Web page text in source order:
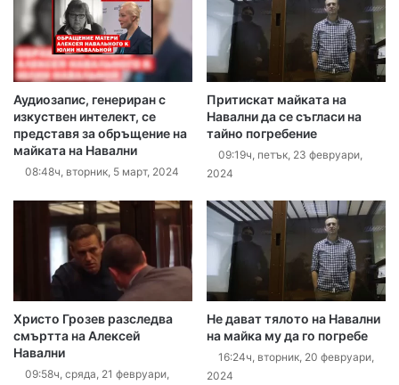
Аудиозапис, генериран с
изкуствен интелект, се
представя за обръщение на
майката на Навални
08:48ч, вторник, 5 март, 2024
Притискат майката на
Навални да се съгласи на
тайно погребение
09:19ч, петък, 23 февруари,
2024
Христо Грозев разследва
смъртта на Алексей
Навални
09:58ч, сряда, 21 февруари,
Не дават тялото на Навални
на майка му да го погребе
16:24ч, вторник, 20 февруари,
2024